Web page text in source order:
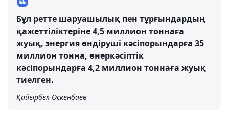
Бұл ретте шаруашылық пен тұрғындардың
қажеттіліктеріне 4,5 миллион тоннаға
жуық, энергия өндіруші кәсіпорындарға 35
миллион тонна, өнеркәсіптік
кәсіпорындарға 4,2 миллион тоннаға жуық
тиелген.
Қайырбек Өскенбаев